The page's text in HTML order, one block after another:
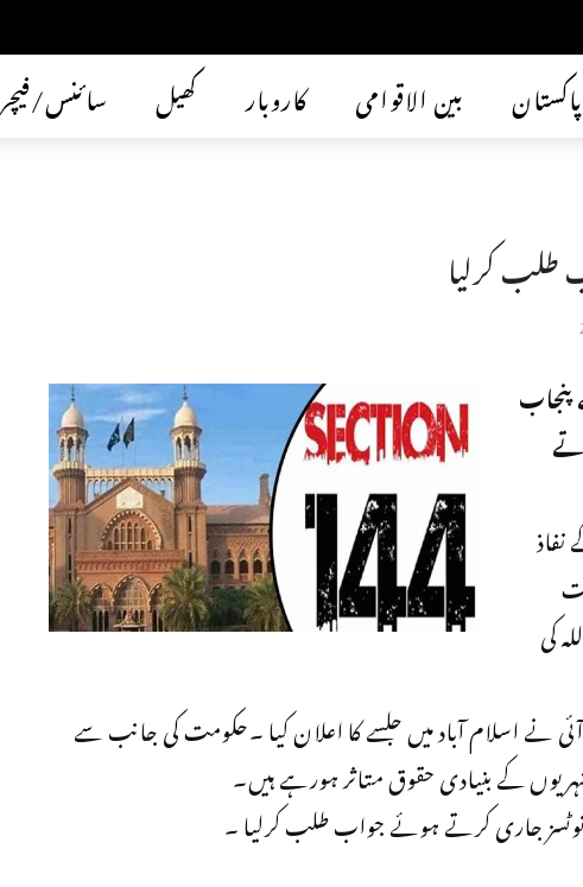
سائنس/فیچر کھیل کاروبار بین الاقوامی پاکستان
نے پنجاب
پنجاب میں دفعہ 144 کے نفاذ
کی
نے اسلام آباد میں جلسے کا اعلان کیا ۔حکومت کی جانب سے
جاری کرتے ہوئے جواب طلب کرلیا ۔